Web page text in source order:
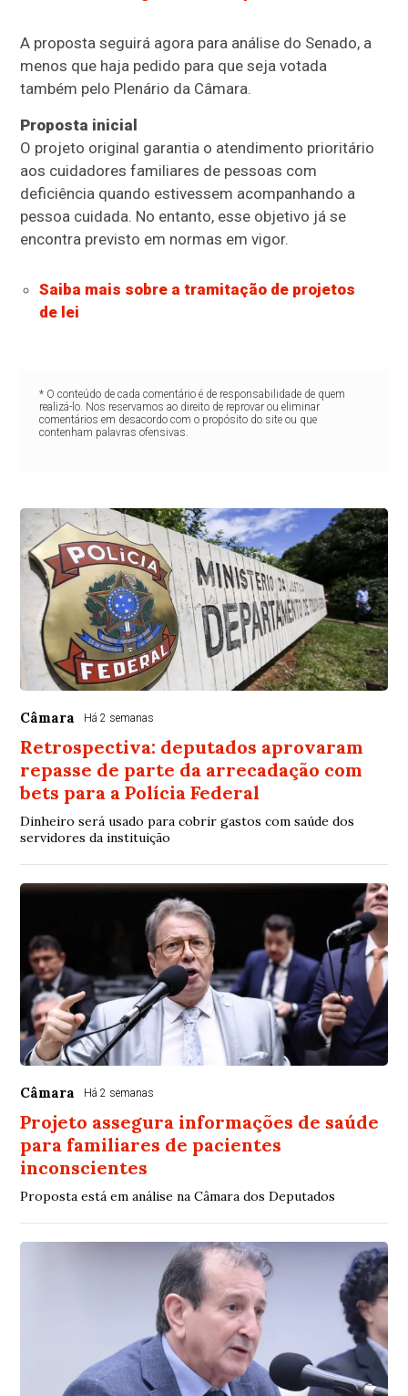
A proposta seguirá agora para análise do Senado, a
menos que haja pedido para que seja votada
também pelo Plenário da Câmara.
Proposta inicial
O projeto original garantia o atendimento prioritário
aos cuidadores familiares de pessoas com
deficiência quando estivessem acompanhando a
pessoa cuidada. No entanto, esse objetivo já se
encontra previsto em normas em vigor.
Saiba mais sobre a tramitação de projetos
de lei
* O conteúdo de cada comentário é de responsabilidade de quem
realizá-lo. Nos reservamos ao direito de reprovar ou eliminar
comentários em desacordo com o propósito do site ou que
contenham palavras ofensivas.
Câmara Há 2 semanas
Retrospectiva: deputados aprovaram
repasse de parte da arrecadação com
bets para a Polícia Federal
Dinheiro será usado para cobrir gastos com saúde dos
servidores da instituição
Câmara Há 2 semanas
Projeto assegura informações de saúde
para familiares de pacientes
inconscientes
Proposta está em análise na Câmara dos Deputados